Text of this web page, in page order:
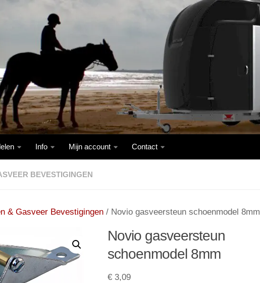
Info Mijn account Contact
BEVESTIGINGEN
& Gasveer Bevestigingen / Novio gasveersteun schoenmodel 8mm
Novio gasveersteun
schoenmodel 8mm
€3,09